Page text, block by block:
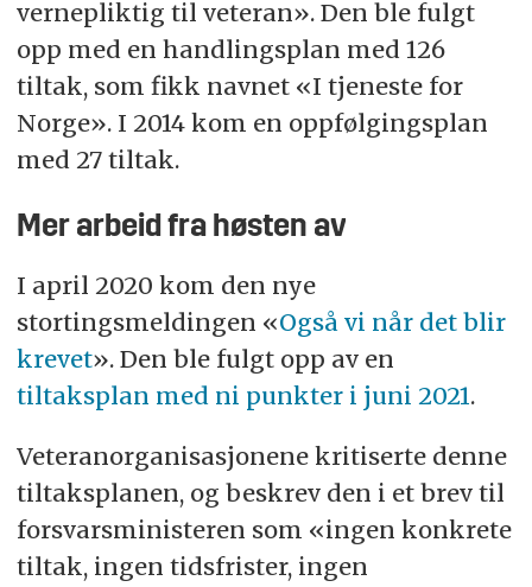
vernepliktig til veteran». Den ble fulgt
opp med en handlingsplan med 126
tiltak, som fikk navnet «I tjeneste for
Norge». I 2014 kom en oppfølgingsplan
med 27 tiltak.
Mer arbeid fra høsten av
I april 2020 kom den nye
stortingsmeldingen «Også vi når det blir
krevet». Den ble fulgt opp av en
tiltaksplan med ni punkter i juni 2021.
Veteranorganisasjonene kritiserte denne
tiltaksplanen, og beskrev den i et brev til
forsvarsministeren som «ingen konkrete
tiltak, ingen tidsfrister, ingen